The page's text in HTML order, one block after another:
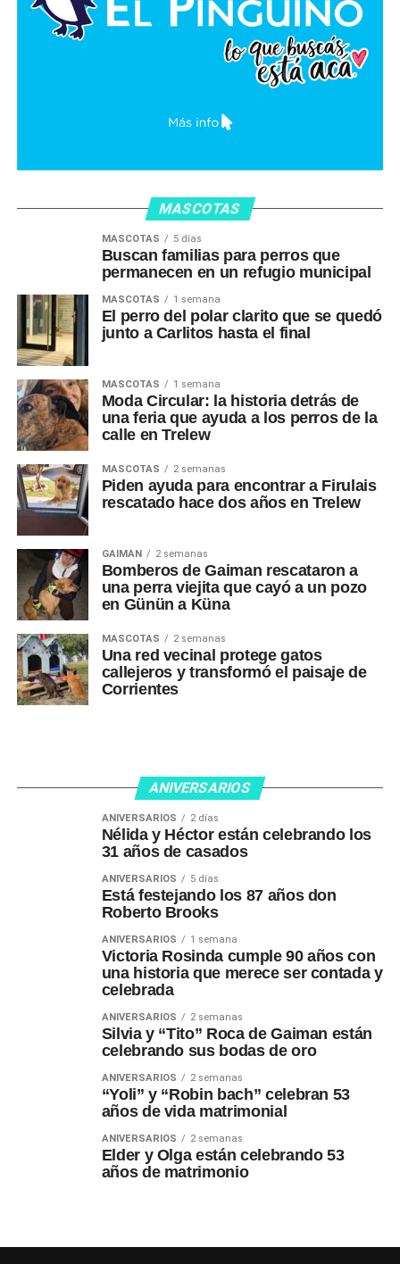
MASCOTAS
MASCOTAS 5 días
Buscan familias para perros que
permanecen en un refugio municipal
MASCOTAS 1 semana
El perro del polar clarito que se quedó
junto a Carlitos hasta el final
MASCOTAS 1 semana
Moda Circular: la historia detrás de
una feria que ayuda a los perros de la
calle en Trelew
MASCOTAS 2 semanas
Piden ayuda para encontrar a Firulais
rescatado hace dos años en Trelew
GAIMAN 2 semanas
Bomberos de Gaiman rescataron a
una perra viejita que cayó a un pozo
en Günün a Küna
MASCOTAS 2 semanas
Una red vecinal protege gatos
callejeros y transformó el paisaje de
Corrientes
ANIVERSARIOS
ANIVERSARIOS 2 días
Nélida y Héctor están celebrando los
31 años de casados
ANIVERSARIOS 5 días
Está festejando los 87 años don
Roberto Brooks
ANIVERSARIOS 1 semana
Victoria Rosinda cumple 90 años con
una historia que merece ser contada y
celebrada
ANIVERSARIOS 2 semanas
Silvia y “Tito” Roca de Gaiman están
celebrando sus bodas de oro
ANIVERSARIOS 2 semanas
“Yoli” y “Robin bach” celebran 53
años de vida matrimonial
ANIVERSARIOS 2 semanas
Elder y Olga están celebrando 53
años de matrimonio